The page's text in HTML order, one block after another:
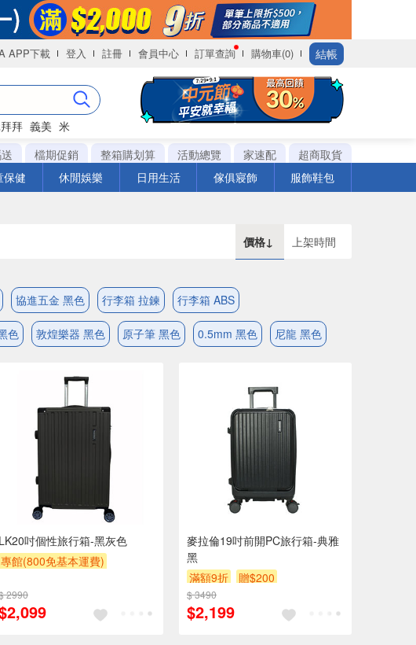
APP下載 登入 註冊 會員中心 訂單查詢 購物車(0) 結帳
拜 義美 米
檔期促銷 整箱購划算 活動總覽 家速配
超商取貨
保健 休閒娛樂 日用生活 傢俱寢飾 服飾鞋包
價格↓ 上架時間
協進五金 黑色 行李箱 拉鍊 行李箱 ABS
色 敦煌樂器 黑色 原子筆 黑色 0.5mm 黑色 尼龍 黑色
LK20吋個性旅行箱-黑灰色
專館(800免基本運費)
2990
麥拉倫19吋前開PC旅行箱-典雅
黑
滿額9折
贈$200
$ 3490
$2,199